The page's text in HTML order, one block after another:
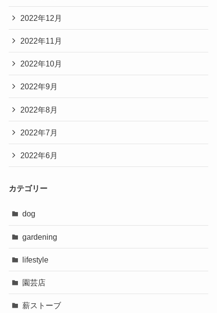
2022年12月
2022年11月
2022年10月
2022年9月
2022年8月
2022年7月
2022年6月
カテゴリー
dog
gardening
lifestyle
園芸店
薪ストーブ